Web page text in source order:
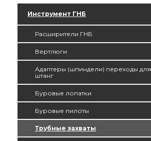
Инструмент ГНБ
Расширители ГНБ
Вертлюги
Адаптеры (шпиндели) переходы
штанг
Буровые лопатки
Буровые пилоты
Трубные захваты